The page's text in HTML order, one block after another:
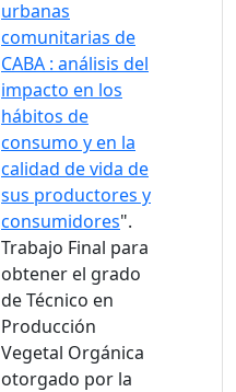
urbanas
comunitarias de
CABA : análisis del
impacto en los
hábitos de
consumo y en la
calidad de vida de
sus productores y
consumidores".
Trabajo Final para
obtener el grado
de Técnico en
Producción
Vegetal Orgánica
otorgado por la